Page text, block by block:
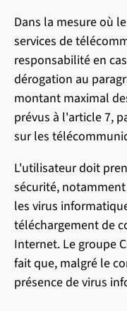
Dans la mesure où
services de
responsabilité en
dérogation au
montant maximal
prévus à l'article 7,
sur les
L'utilisateur doit
sécurité,
les virus
téléchargement de
Internet. Le groupe
fait que, malgré le
présence de virus